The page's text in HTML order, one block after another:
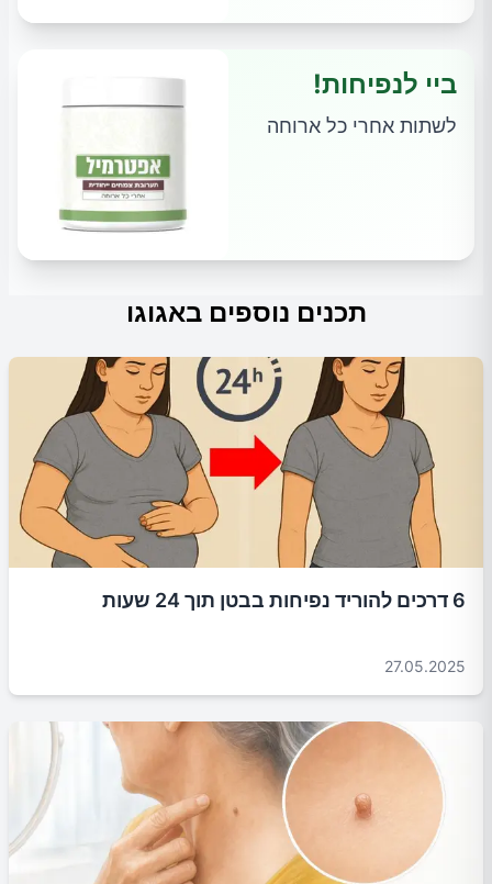
ביי לנפיחות!
לשתות אחרי כל ארוחה
תכנים נוספים באגוגו
6 דרכים להוריד נפיחות בבטן תוך 24 שעות
27.05.2025